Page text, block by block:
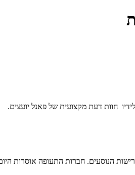
חוות דעת מקצועית של פאנל יועצים.
הטכנולוגיים ולנוכח ציפיות ודרישות הנוסעים. חברות